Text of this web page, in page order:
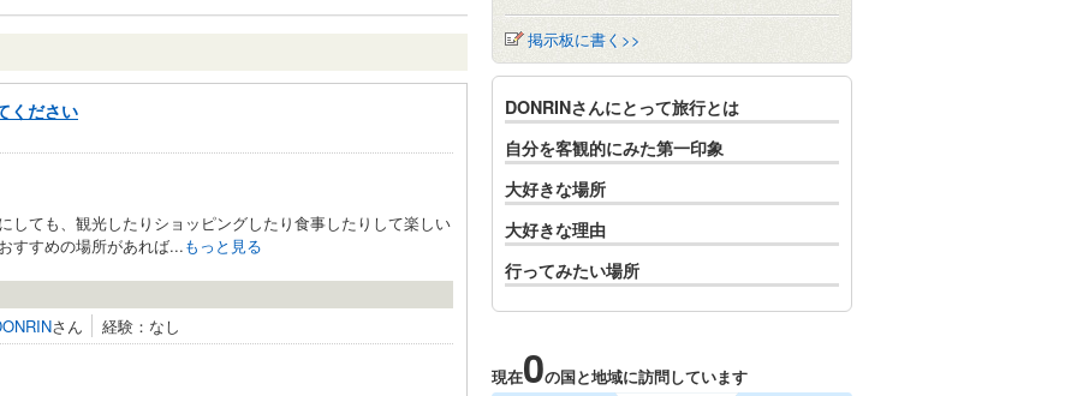
ください
しても、観光したりショッピングしたり食事したりして楽しい
すすめの場所があれば...もっと見る
さん 経験：なし
掲示板に書く>>
DONRINさんにとって旅行とは
自分を客観的にみた第一印象
大好きな場所
大好きな理由
行ってみたい場所
現在0の国と地域に訪問しています